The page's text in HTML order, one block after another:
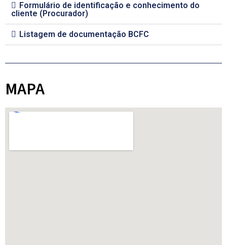
Formulário de identificação e conhecimento do
cliente (Procurador)
Listagem de documentação BCFC
MAPA